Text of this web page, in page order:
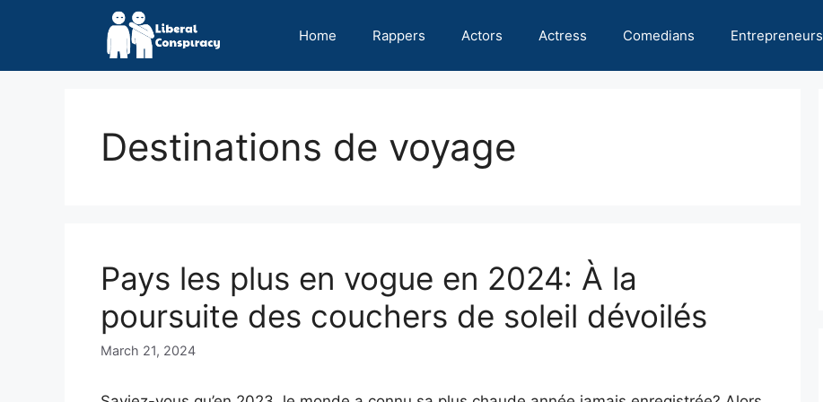
Home Rappers Actors Actress Comedians Entrepreneurs
Destinations de voyage
Pays les plus en vogue en 2024: À la
poursuite des couchers de soleil dévoilés
March 21, 2024